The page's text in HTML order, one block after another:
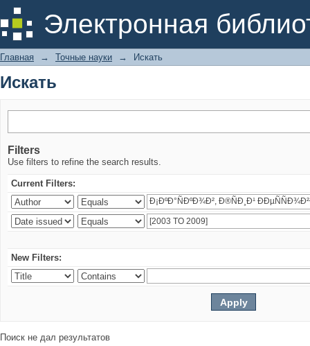
Электронная
Искать
Главная → Точные науки → Искать
Искать
Filters
Use filters to refine the search results.
Current Filters:
New Filters:
Поиск не дал результатов